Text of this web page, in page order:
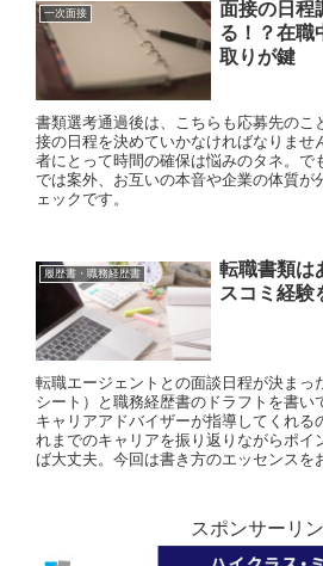
一次面接
面接の日程
る！？在職
取りが鍵
書類選考通過後は、こちらも応募先のこ
接の日程を決めていかなければなりませ
者にとって時間の確保は悩みのタネ。で
では案外、お互いの本音や企業の体質が
ェックです。
履歴書・職務経歴書
転職書類は
スコミ経験
転職エージェントとの面談日程が決まっ
シート）と職務経歴書のドラフトを書い
キャリアアドバイザーが指導してくれる
れまでのキャリアを振り返りながらポイ
ば大丈夫。今回は書き方のエッセンスを
スポンサーリ